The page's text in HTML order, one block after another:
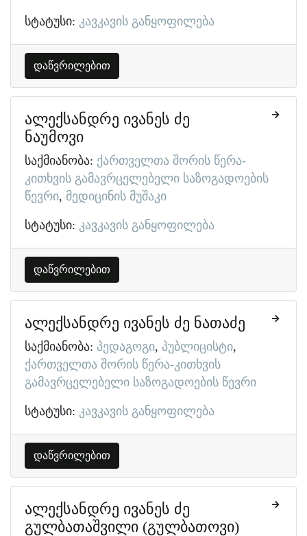
სტატუსი: კავკავის განყოფილება
დაწვრილებით
ალექსანდრე ივანეს ძე
ნაუმოვი
საქმიანობა: ქართველთა შორის წერა-
კითხვის გამავრცელებელი საზოგადოების
წევრი მედიცინის მუშაკი
სტატუსი: კავკავის განყოფილება
დაწვრილებით
ალექსანდრე ივანეს ძე ნათაძე
საქმიანობა: პედაგოგი პუბლიცისტი
ქართველთა შორის წერა-კითხვის
გამავრცელებელი საზოგადოების წევრი
სტატუსი: კავკავის განყოფილება
დაწვრილებით
ალექსანდრე ივანეს ძე
გულბათაშვილი (გულბათოვი)